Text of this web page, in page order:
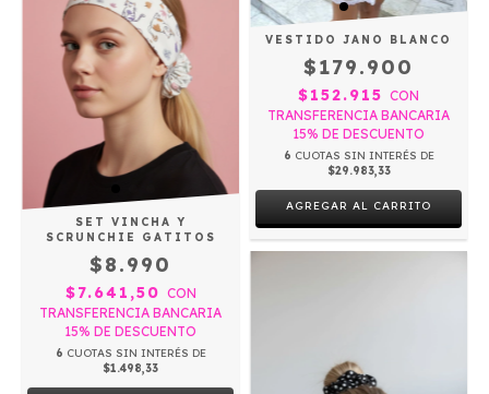
SET VINCHA Y
SCRUNCHIE GATITOS
$8.990
$7.641,50 CON
TRANSFERENCIA BANCARIA
15% DE DESCUENTO
6 CUOTAS SIN INTERÉS DE
$1.498,33
VESTIDO JANO BLANCO
$179.900
$152.915 CON
TRANSFERENCIA BANCARIA
15% DE DESCUENTO
6 CUOTAS SIN INTERÉS DE
$29.983,33
AGREGAR AL CARRITO